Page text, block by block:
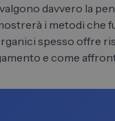
davvero la
i metodi che
spesso offre
e come